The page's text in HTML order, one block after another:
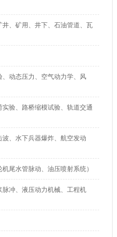
、矿用、井下、石油管道、瓦
动态压力、空气动力学、风
验、路桥缩模试验、轨道交通
、水下兵器爆炸、航空发动
尾水管脉动、油压喷射系统）
冲、液压动力机械、工程机